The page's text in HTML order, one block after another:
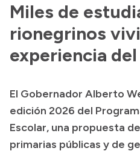
Delegaciones
Normativa
Presupuesto
Boletín Oficial
Compras y licitaciones
Miles de
rionegrinos
experiencia
El Gobernador Alberto
edición 2026 del
Escolar, una propuesta
primarias públicas y de